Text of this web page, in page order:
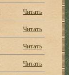
Читать
Читать
Читать
Читать